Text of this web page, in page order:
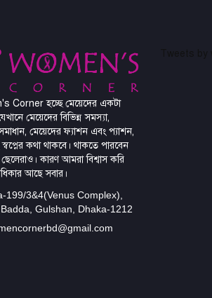
Corner হচ্ছে মেয়েদের একটা
মেয়েদের বিভিন্ন সমস্যা,
মেয়েদের ফ্যাশন এবং প্যাশন,
কথা থাকবে। থাকতে পারবেন
কারণ আমরা বিশ্বাস করি
আছে সবার।
199/3&4(Venus Complex),
Gulshan, Dhaka-1212